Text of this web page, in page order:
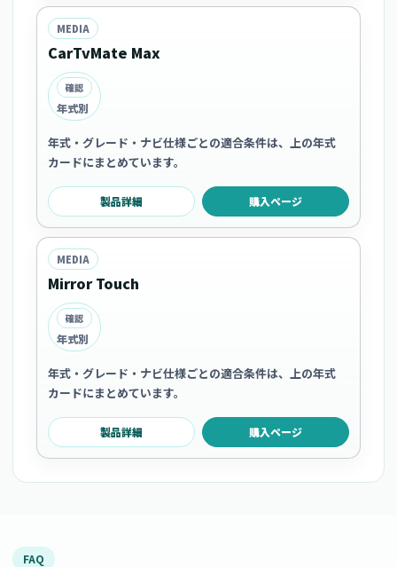
MEDIA
CarTvMate Max
確認
年式別
年式・グレード・ナビ仕様ごとの適合条件は、上の年式
カードにまとめています。
製品詳細 購入ページ
MEDIA
Mirror Touch
確認
年式別
年式・グレード・ナビ仕様ごとの適合条件は、上の年式
カードにまとめています。
製品詳細 購入ページ
FAQ